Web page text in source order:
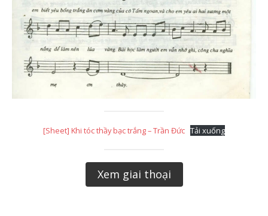
[Sheet] Khi tóc thầy bạc trắng – Trần Đức Tải xuống
Xem giai thoại